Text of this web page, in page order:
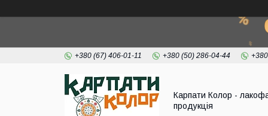
+380 (67) 406-01-11 +380 (50) 286-04-44
Карпати Колор -
продукція